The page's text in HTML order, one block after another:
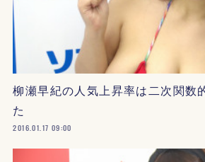
柳瀬早紀の人気上昇率は二次関数
た
2016.01.17 09:00